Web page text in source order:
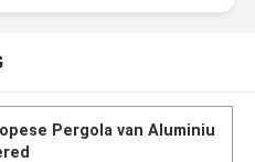
Pergola van Aluminiu